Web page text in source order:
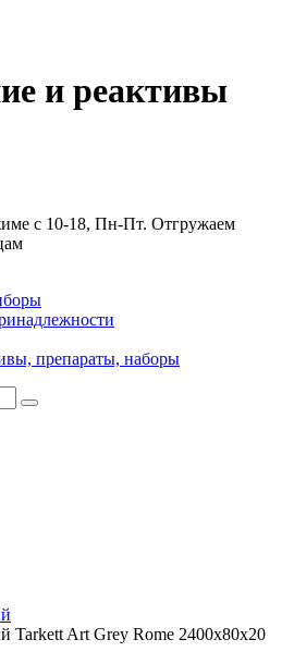
и реактивы
с 10-18, Пн-Пт. Отгружаем
препараты, наборы
Art Grey Rome 2400х80х20